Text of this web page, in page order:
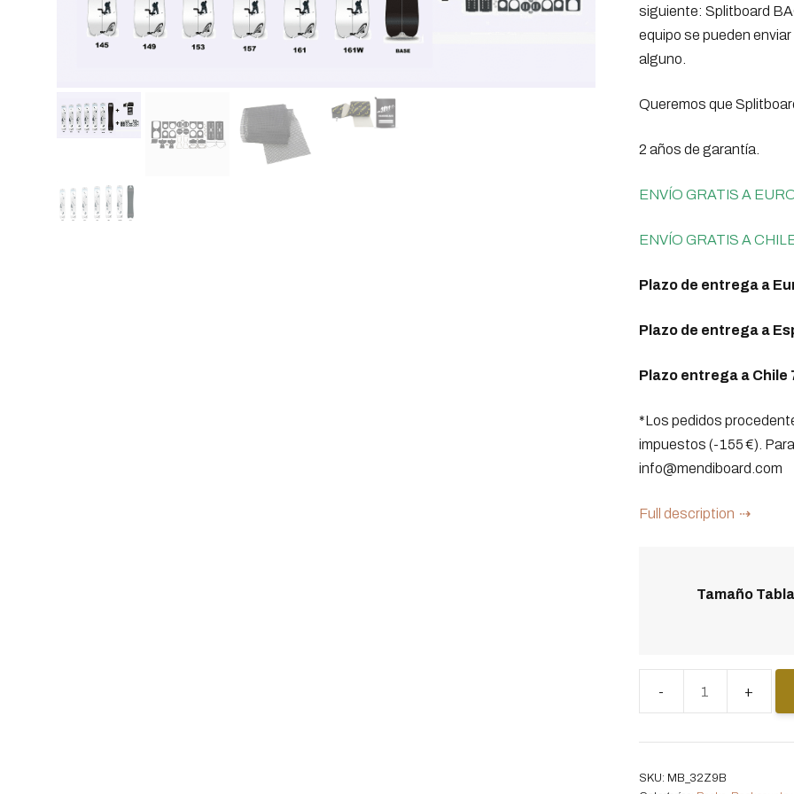
era:
989,00€.
es:
siguiente: Splitboard
equipo se pueden
alguno.
Queremos que
2 años de garantía.
ENVÍO GRATIS A
ENVÍO GRATIS A
Plazo de entrega a
Plazo de entrega a
Plazo entrega a Chile
*Los pedidos
impuestos (-155 €).
info@mendiboard.com
Full description
Tamaño Tabla
Pro
SKU: MB_32Z9B